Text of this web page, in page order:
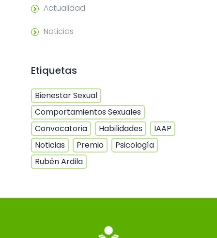
Actualidad
Noticias
Etiquetas
Bienestar Sexual
Comportamientos Sexuales
Convocatoria
Habilidades
IAAP
Noticias
Premio
Psicología
Rubén Ardila